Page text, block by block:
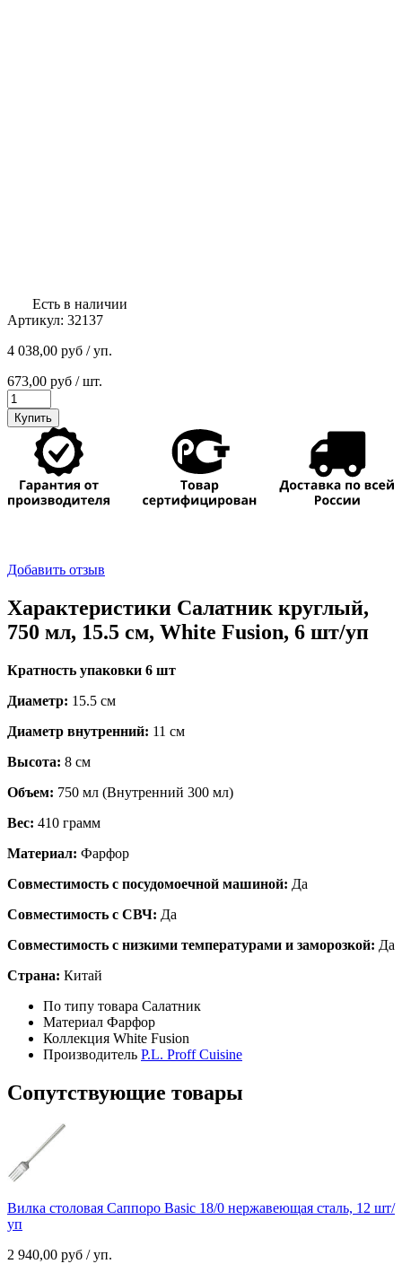
Есть в наличии
Артикул: 32137
4 038,00 руб / уп.
673,00 руб / шт.
Количество
товара
Салатник
круглый,
мл,
15.5
см,
шт/
Купить
Добавить отзыв
Характеристики Салатник круглый,
750 мл, 15.5 см, White Fusion, 6 шт/уп
Кратность упаковки 6 шт
Диаметр: 15.5 см
Диаметр внутренний: 11 см
Высота: 8 см
Объем: 750 мл (Внутренний 300 мл)
Вес: 410 грамм
Материал: Фарфор
Совместимость с посудомоечной машиной: Да
Совместимость с СВЧ: Да
Совместимость с низкими температурами и заморозкой: Да
Страна: Китай
По типу товара Салатник
Материал Фарфор
Коллекция White Fusion
Производитель P.L. Proff Cuisine
Сопутствующие товары
Вилка столовая Саппоро Basic 18/0 нержавеющая сталь, 12 шт/
уп
2 940,00 руб / уп.